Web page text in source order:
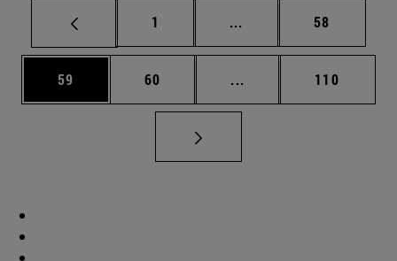
Página
1 ... Páginas intermedias
Página
58
Página
59 Página
60 ... Páginas intermedias
Página
110